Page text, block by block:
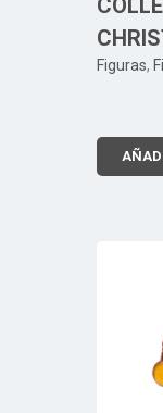
Figuras,